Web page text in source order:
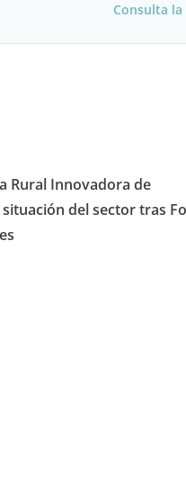
Consulta
Rural Innovadora de
situación del sector tras